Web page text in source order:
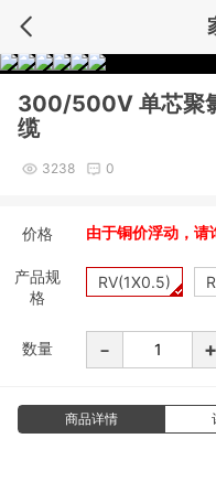
300/500V 单芯聚
缆
3238 0
价格 由于铜价浮动，请
产品规
格
RV(1X0.5)
数量 - +
商品详情